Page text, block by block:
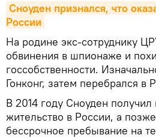
Сноуден признался, что
России
На родине экс-сотруднику
обвинения в шпионаже и
госсобственности.
Гонконг, затем перебрался в
В 2014 году Сноуден
жительство в России, а
бессрочное пребывание на